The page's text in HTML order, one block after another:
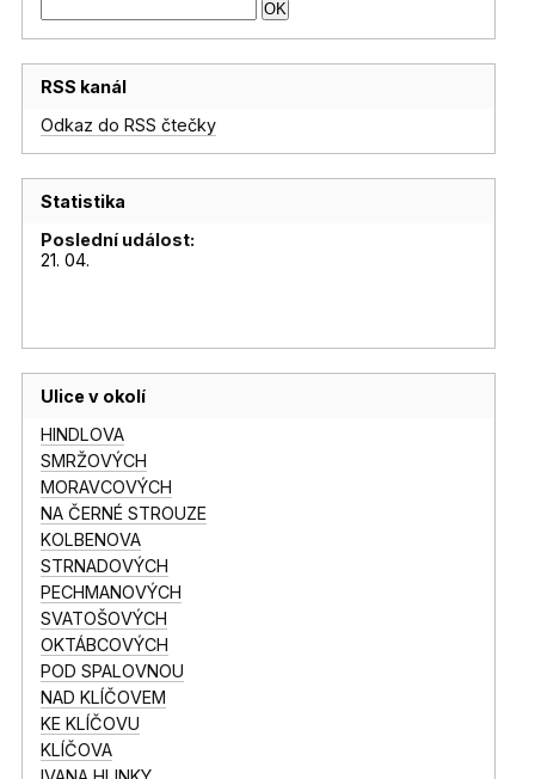
RSS kanál
Odkaz do RSS čtečky
Statistika
Poslední událost:
21. 04.
Ulice v okolí
HINDLOVA
SMRŽOVÝCH
MORAVCOVÝCH
NA ČERNÉ STROUZE
KOLBENOVA
STRNADOVÝCH
PECHMANOVÝCH
SVATOŠOVÝCH
OKTÁBCOVÝCH
POD SPALOVNOU
NAD KLÍČOVEM
KE KLÍČOVU
KLÍČOVA